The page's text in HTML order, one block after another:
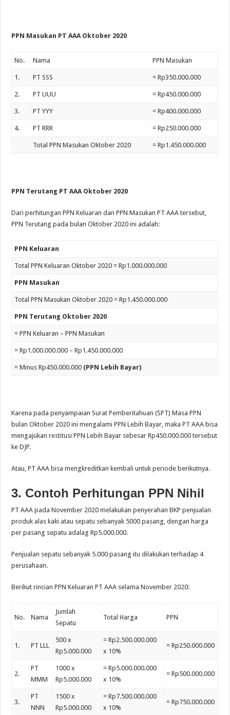
PPN Masukan PT AAA Oktober 2020
No. Nama PPN Masukan
1. PT SSS = Rp350.000.000
2. PT UUU = Rp450.000.000
3. PT YYY = Rp400.000.000
4. PT RRR = Rp250.000.000
Total PPN Masukan Oktober 2020 = Rp1.450.000.000
PPN Terutang PT AAA Oktober 2020
Dari perhitungan PPN Keluaran dan PPN Masukan PT AAA tersebut,
PPN Terutang pada bulan Oktober 2020 ini adalah:
PPN Keluaran
Total PPN Keluaran Oktober 2020 = Rp1.000.000.000
PPN Masukan
Total PPN Masukan Oktober 2020 = Rp1.450.000.000
PPN Terutang Oktober 2020
= PPN Keluaran – PPN Masukan
= Rp1.000.000.000 – Rp1.450.000.000
= Minus Rp450.000.000 (PPN Lebih Bayar)
Karena pada penyampaian Surat Pemberitahuan (SPT) Masa PPN
bulan Oktober 2020 ini mengalami PPN Lebih Bayar, maka PT AAA bisa
mengajukan restitusi PPN Lebih Bayar sebesar Rp450.000.000 tersebut
ke DJP.
Atau, PT AAA bisa mengkreditkan kembali untuk periode berikutnya.
3. Contoh Perhitungan PPN Nihil
PT AAA pada November 2020 melakukan penyerahan BKP penjualan
produk alas kaki atau sepatu sebanyak 5000 pasang, dengan harga
per pasang sepatu adalag Rp5.000.000.
Penjualan sepatu sebanyak 5.000 pasang itu dilakukan terhadap 4
perusahaan.
Berikut rincian PPN Keluaran PT AAA selama November 2020:
No. Nama
Jumlah
Sepatu
Total Harga PPN
1. PT LLL
500 x
Rp5.000.000
= Rp2.500.000.000
x 10%
= Rp250.000.000
2.
PT
MMM
1000 x
Rp5.000.000
= Rp5.000.000.000
x 10%
= Rp500.000.000
3.
PT
NNN
1500 x
Rp5.000.000
= Rp7.500.000.000
x 10%
= Rp750.000.000